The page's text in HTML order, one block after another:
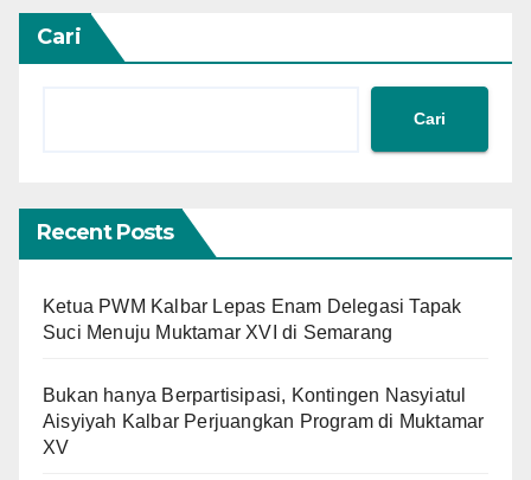
Cari
Cari
Recent Posts
Ketua PWM Kalbar Lepas Enam Delegasi Tapak
Suci Menuju Muktamar XVI di Semarang
Bukan hanya Berpartisipasi, Kontingen Nasyiatul
Aisyiyah Kalbar Perjuangkan Program di Muktamar
XV